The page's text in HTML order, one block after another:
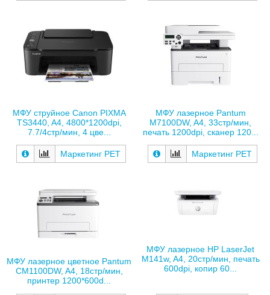
МФУ струйное Canon PIXMA
TS3440, A4, 4800*1200dpi,
7.7/4стр/мин, 4 цве...
Маркетинг РЕТ
МФУ лазерное Pantum
M7100DW, A4, 33стр/мин,
печать 1200dpi, сканер 120...
Маркетинг РЕТ
МФУ лазерное цветное Pantum
CM1100DW, A4, 18стр/мин,
принтер 1200*600d...
МФУ лазерное HP LaserJet
M141w, A4, 20стр/мин, печать
600dpi, копир 60...